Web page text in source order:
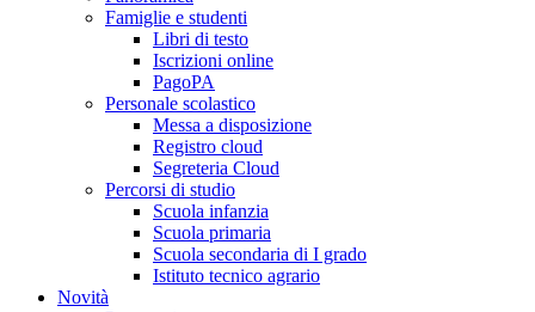
Famiglie e studenti
Libri di testo
Iscrizioni online
PagoPA
Personale scolastico
Messa a disposizione
Registro cloud
Segreteria Cloud
Percorsi di studio
Scuola infanzia
Scuola primaria
Scuola secondaria di I grado
Istituto tecnico agrario
Novità